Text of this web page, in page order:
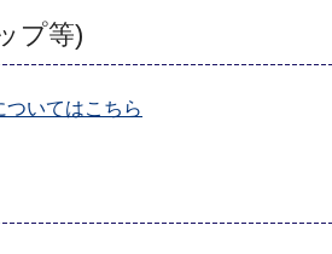
プ等)
いてはこちら